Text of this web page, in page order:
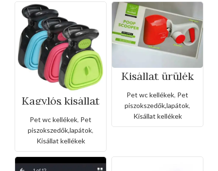
Kagylós kisállat
ürülék felszedő
3 zacsival
Pet wc kellékek, Pet
piszokszedők,lapátok,
Kisállat kellékek
Kisállat ürülék
hulladékgyűjtő
készlet
Pet wc kellékek, Pet
piszokszedők,lapátok,
Kisállat kellékek